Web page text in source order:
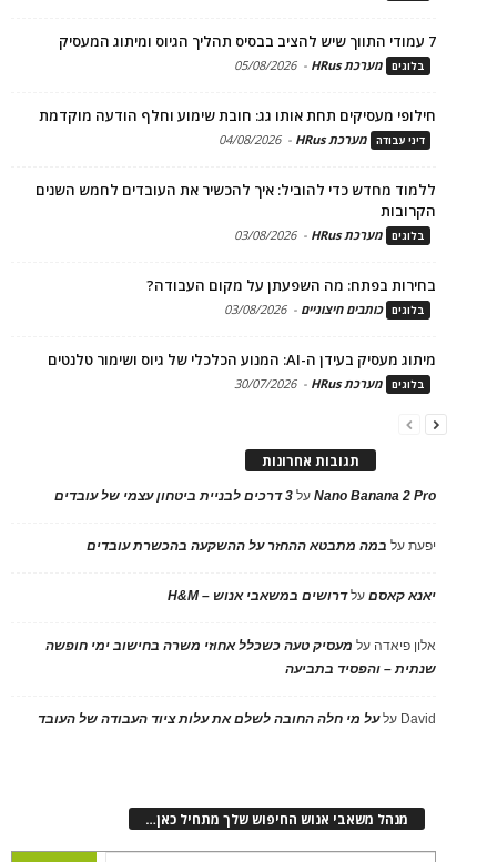
7 עמודי התווך שיש להציב בבסיס תהליך הגיוס ומיתוג המעסיק
בלוגים מערכת HRus -
05/08/2026
חילופי מעסיקים תחת אותו גג: חובת שימוע וחלף הודעה מוקדמת
דיני עבודה מערכת HRus -
04/08/2026
ללמוד מחדש כדי להוביל: איך להכשיר את העובדים לחמש השנים
הקרובות
בלוגים מערכת HRus -
03/08/2026
בחירות בפתח: מה השפעתן על מקום העבודה?
בלוגים כותבים חיצוניים -
03/08/2026
מיתוג מעסיק בעידן ה-AI: המנוע הכלכלי של גיוס ושימור טלנטים
בלוגים מערכת HRus -
30/07/2026
תגובות אחרונות
Nano Banana 2 Proעל 3 דרכים לבניית ביטחון עצמי של עובדים
יפעתעל במה מתבטא ההחזר על ההשקעה בהכשרת עובדים
יאנא קאסםעלדרושים במשאבי אנוש – H&M
אלון פיאדה על מעסיק טעה כשכלל אחוזי משרה בחישוב ימי חופשה
שנתית – והפסיד בתביעה
David עלעל מי חלה החובה לשלם את עלות ציוד העבודה של העובד
מנהל משאבי אנוש החיפוש שלך מתחיל כאן…